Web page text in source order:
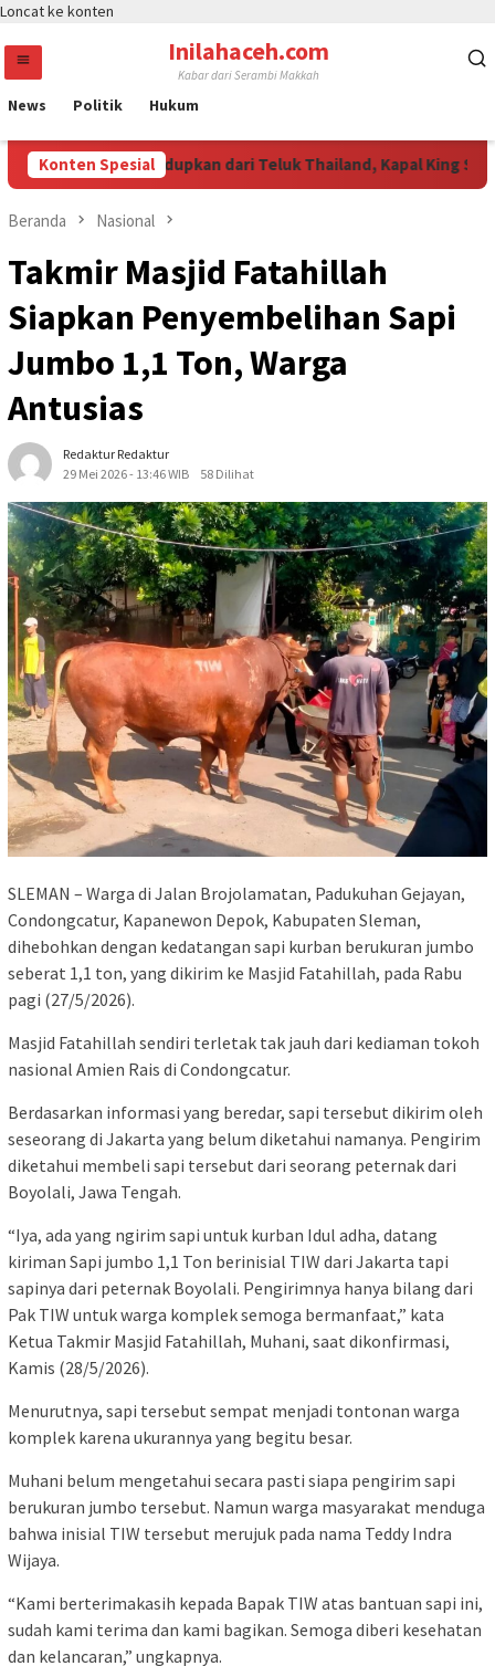
Loncat ke konten
Inilahaceh.com
Kabar dari Serambi Makkah
News Politik Hukum
Konten Spesial
Diselundupkan dari Teluk Thailand, Kapal King Sun
Beranda Nasional
Takmir Masjid Fatahillah
Siapkan Penyembelihan Sapi
Jumbo 1,1 Ton, Warga
Antusias
Redaktur Redaktur
29 Mei 2026 - 13:46 WIB
58 Dilihat
SLEMAN – Warga di Jalan Brojolamatan, Padukuhan Gejayan,
Condongcatur, Kapanewon Depok, Kabupaten Sleman,
dihebohkan dengan kedatangan sapi kurban berukuran jumbo
seberat 1,1 ton, yang dikirim ke Masjid Fatahillah, pada Rabu
pagi (27/5/2026).
Masjid Fatahillah sendiri terletak tak jauh dari kediaman tokoh
nasional Amien Rais di Condongcatur.
Berdasarkan informasi yang beredar, sapi tersebut dikirim oleh
seseorang di Jakarta yang belum diketahui namanya. Pengirim
diketahui membeli sapi tersebut dari seorang peternak dari
Boyolali, Jawa Tengah.
“Iya, ada yang ngirim sapi untuk kurban Idul adha, datang
kiriman Sapi jumbo 1,1 Ton berinisial TIW dari Jakarta tapi
sapinya dari peternak Boyolali. Pengirimnya hanya bilang dari
Pak TIW untuk warga komplek semoga bermanfaat,” kata
Ketua Takmir Masjid Fatahillah, Muhani, saat dikonfirmasi,
Kamis (28/5/2026).
Menurutnya, sapi tersebut sempat menjadi tontonan warga
komplek karena ukurannya yang begitu besar.
Muhani belum mengetahui secara pasti siapa pengirim sapi
berukuran jumbo tersebut. Namun warga masyarakat menduga
bahwa inisial TIW tersebut merujuk pada nama Teddy Indra
Wijaya.
“Kami berterimakasih kepada Bapak TIW atas bantuan sapi ini,
sudah kami terima dan kami bagikan. Semoga diberi kesehatan
dan kelancaran,” ungkapnya.